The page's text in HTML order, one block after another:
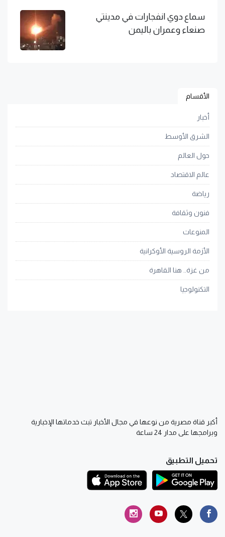
سماع دوي انفجارات في مدينتي
صنعاء وعمران باليمن
الأقسام
أخبار
الشرق الأوسط
حول العالم
عالم الاقتصاد
رياضة
فنون وثقافة
المنوعات
الأزمة الروسية الأوكرانية
من غزة.. هنا القاهرة
التكنولوجيا
أكبر قناة مصرية من نوعها في مجال الأخبار تبث خدماتها الإخبارية
وبرامجها على مدار 24 ساعة
تحميل التطبيق